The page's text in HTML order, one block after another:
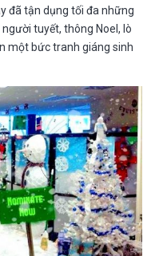
đã tận dụng tối đa những
tuyết, thông Noel, lò
một bức tranh giáng sinh